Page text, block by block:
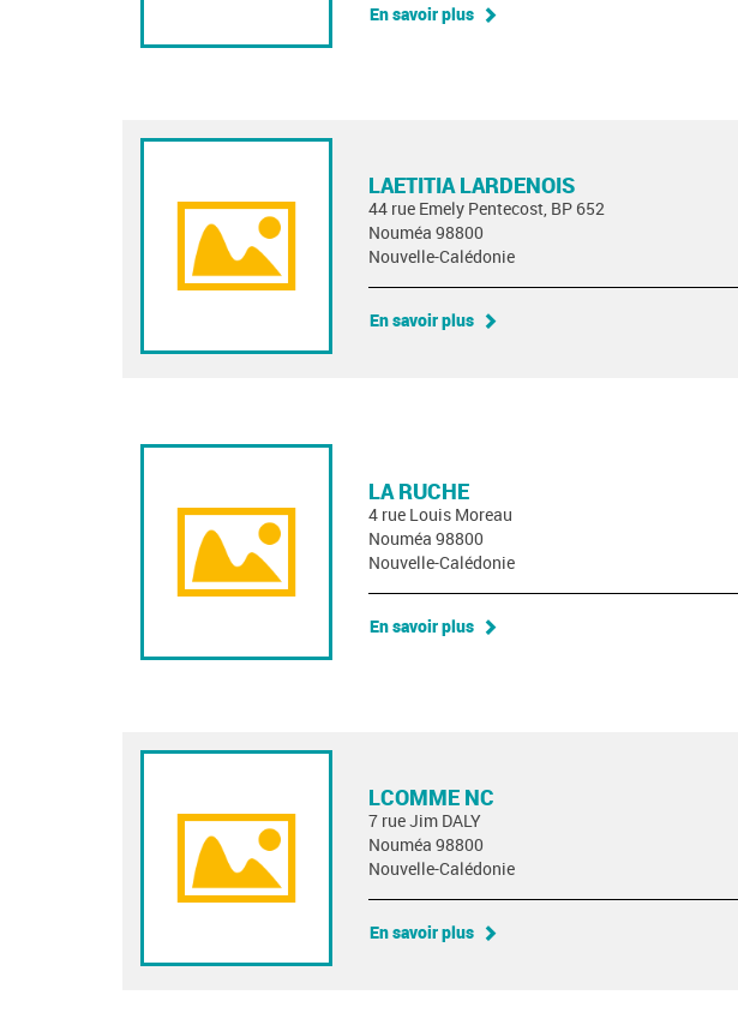
En savoir plus
LAETITIA LARDENOIS
44 rue Emely Pentecost, BP 652
Nouméa 98800
Nouvelle-Calédonie
En savoir plus
LA RUCHE
4 rue Louis Moreau
Nouméa 98800
Nouvelle-Calédonie
En savoir plus
LCOMME NC
7 rue Jim DALY
Nouméa 98800
Nouvelle-Calédonie
En savoir plus